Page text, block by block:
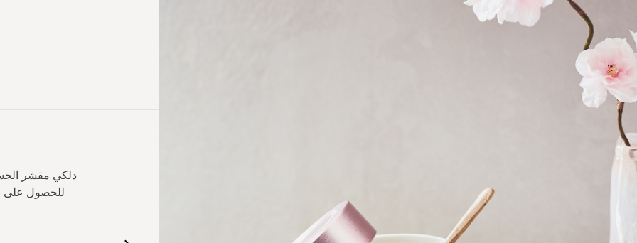
دلكي مقشر
للحصول على